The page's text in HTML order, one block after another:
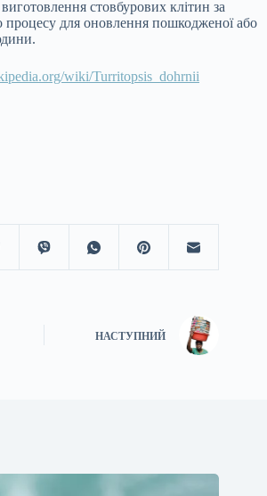
стовбурових клітин за
процесу для оновлення пошкодженої або
wiki/Turritopsis_dohrnii
НАСТУПНИЙ